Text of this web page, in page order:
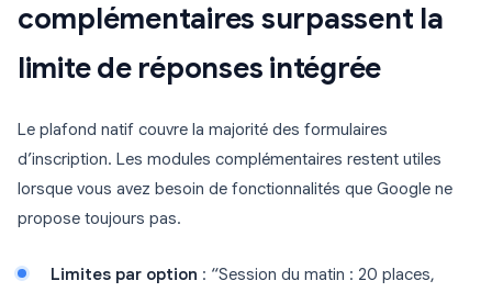
complémentaires surpassent la
limite de réponses intégrée
Le plafond natif couvre la majorité des formulaires
d’inscription. Les modules complémentaires restent utiles
lorsque vous avez besoin de fonctionnalités que Google ne
propose toujours pas.
Limites par option : “Session du matin : 20 places,